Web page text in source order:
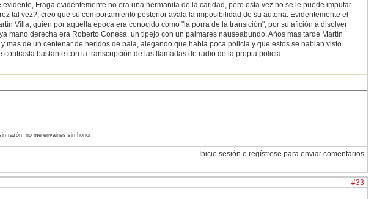
Fraga evidentemente no era una hermanita de la caridad, pero esta vez no se le puede imputar
tal vez?, creo que su comportamiento posterior avala la imposibilidad de su autoria. Evidentemente el
Villa, quien por aquella epoca era conocido como "la porra de la transición", por su afición a disolver
mano derecha era Roberto Conesa, un tipejo con un palmares nauseabundo. Años mas tarde Martín
mas de un centenar de heridos de bala, alegando que habia poca policia y que estos se habian visto
bastante con la transcripción de las llamadas de radio de la propia policia.
razón, no me envaines sin honor.
Inicie sesión o regístrese para enviar comentarios
#33